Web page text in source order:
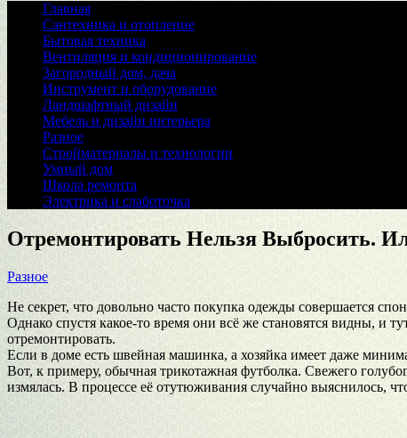
Главная
Сантехника и отопление
Бытовая техника
Вентиляция и кондиционирование
Загородный дом, дача
Инструмент и оборудование
Ландшафтный дизайн
Мебель и дизайн интерьера
Разное
Стройматериалы и технологии
Умный дом
Школа ремонта
Электрика и слаботочка
Отремонтировать Нельзя Выбросить.
Разное
Не секрет, что довольно часто покупка одежды совершается
Однако спустя какое-то время они всё же становятся видны, и
отремонтировать.
Если в доме есть швейная машинка, а хозяйка имеет даже
Вот, к примеру, обычная трикотажная футболка. Свежего
измялась. В процессе её отутюживания случайно выяснилось,